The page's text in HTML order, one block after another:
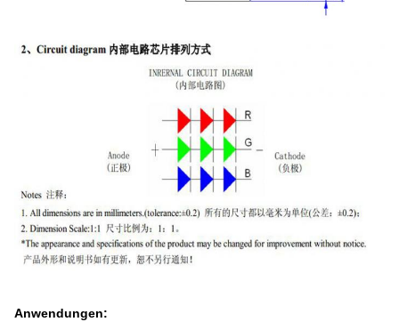
Anwendungen: